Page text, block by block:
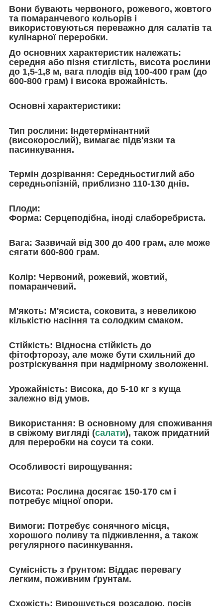
Вони бувають червоного, рожевого, жовтого
та помаранчевого кольорів і
використовуються переважно для салатів та
кулінарної переробки.
До основних характеристик належать:
середня або пізня стиглість, висота рослини
до 1,5-1,8 м, вага плодів від 100-400 грам (до
600-800 грам) і висока врожайність.
Основні характеристики:
Тип рослини: Індетермінантний
(високорослий), вимагає підв'язки та
пасинкування.
Термін дозрівання: Середньостиглий або
середньопізній, приблизно 110-130 днів.
Плоди:
Форма: Серцеподібна, іноді слаборебриста.
Вага: Зазвичай від 300 до 400 грам, але може
сягати 600-800 грам.
Колір: Червоний, рожевий, жовтий,
помаранчевий.
М'якоть: М'ясиста, соковита, з невеликою
кількістю насіння та солодким смаком.
Стійкість: Відносна стійкість до
фітофторозу, але може бути схильний до
розтріскування при надмірному зволоженні.
Урожайність: Висока, до 5-10 кг з куща
залежно від умов.
Використання: В основному для споживання
в свіжому вигляді (салати), також придатний
для переробки на соуси та соки.
Особливості вирощування:
Висота: Рослина досягає 150-170 см і
потребує міцної опори.
Вимоги: Потребує сонячного місця,
хорошого поливу та підживлення, а також
регулярного пасинкування.
Сумісність з ґрунтом: Віддає перевагу
легким, поживним ґрунтам.
Схожість: Вирощується розсадою, посів